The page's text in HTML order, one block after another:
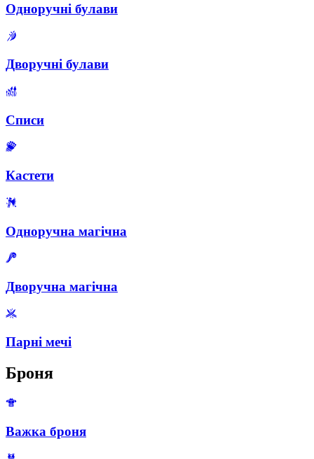
Одноручні булави
Дворучні булави
Списи
Кастети
Одноручна магічна
Дворучна магічна
Парні мечі
Броня
Важка броня